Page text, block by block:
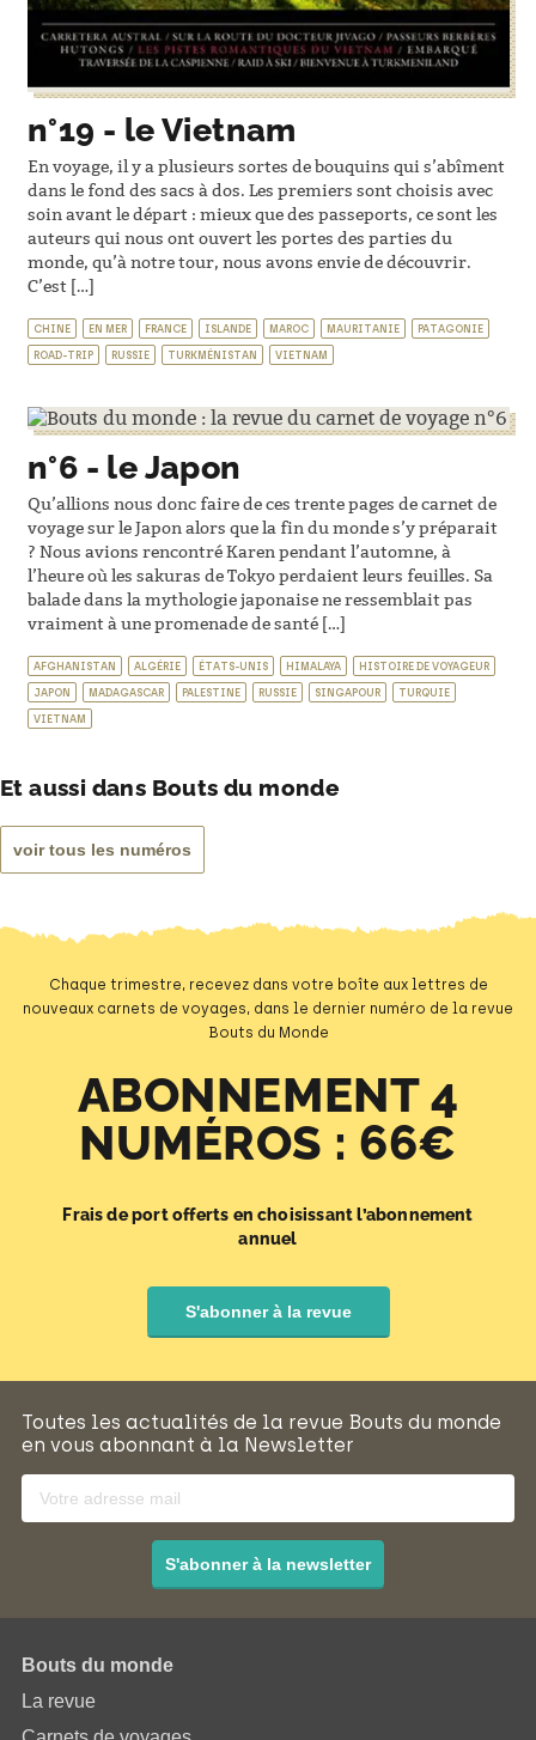
n°19 - le Vietnam
En voyage, il y a plusieurs sortes de bouquins qui s’abîment
dans le fond des sacs à dos. Les premiers sont choisis avec
soin avant le départ : mieux que des passeports, ce sont les
auteurs qui nous ont ouvert les portes des parties du
monde, qu’à notre tour, nous avons envie de découvrir.
C’est […]
CHINE EN MER FRANCE ISLANDE MAROC MAURITANIE
PATAGONIE
ROAD-TRIP
RUSSIE TURKMÉNISTAN VIETNAM
n°6 - le Japon
Qu’allions nous donc faire de ces trente pages de carnet de
voyage sur le Japon alors que la fin du monde s’y préparait
? Nous avions rencontré Karen pendant l’automne, à
l’heure où les sakuras de Tokyo perdaient leurs feuilles. Sa
balade dans la mythologie japonaise ne ressemblait pas
vraiment à une promenade de santé […]
AFGHANISTAN ALGÉRIE ÉTATS-UNIS HIMALAYA
HISTOIRE DE VOYAGEUR
JAPON
MADAGASCAR PALESTINE RUSSIE SINGAPOUR
TURQUIE
VIETNAM
Et aussi dans Bouts du monde
voir tous les numéros
Chaque trimestre, recevez dans votre boîte aux lettres de
nouveaux carnets de voyages, dans le dernier numéro de la revue
Bouts du Monde
ABONNEMENT 4
NUMÉROS : 66€
Frais de port offerts en choisissant l’abonnement
annuel
S'abonner à la revue
Toutes les actualités de la revue Bouts du monde
en vous abonnant à la Newsletter
S'abonner à la newsletter
Bouts du monde
La revue